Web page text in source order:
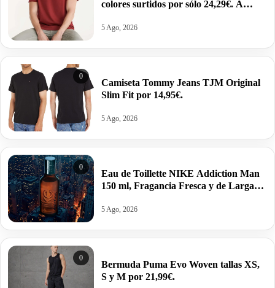
colores surtidos por sólo 24,29€. A
5 Ago, 2026
0
Camiseta Tommy Jeans TJM Original
Slim Fit por 14,95€.
5 Ago, 2026
0
Eau de Toillette NIKE Addiction Man
150 ml, Fragancia Fresca y de Larga
5 Ago, 2026
0
Bermuda Puma Evo Woven tallas XS,
S y M por 21,99€.